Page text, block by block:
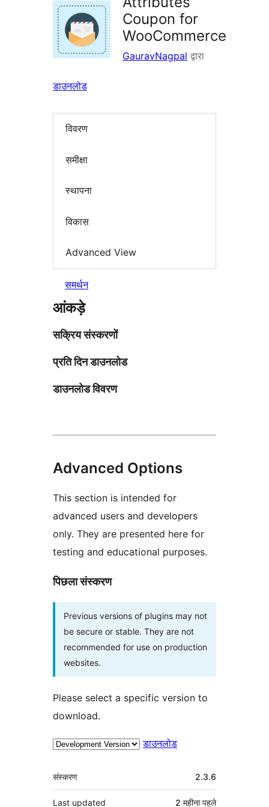
Coupon for
WooCommerce
GauravNagpal द्वारा
डाउनलोड
विवरण
समीक्षा
स्थापना
विकास
Advanced View
समर्थन
आंकड़े
सक्रिय संस्करणों
प्रति दिन डाउनलोड
डाउनलोड विवरण
Advanced Options
This section is intended for
advanced users and developers
only. They are presented here for
testing and educational purposes.
पिछला संस्करण
Previous versions of plugins may not
be secure or stable. They are not
recommended for use on production
websites.
Please select a specific version to
download.
डाउनलोड
मेटा
संस्करण 2.3.6
Last updated 2 महीनापहले